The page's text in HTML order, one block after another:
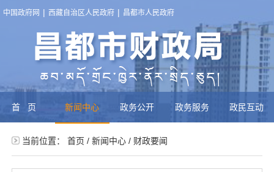
中国政府网 | 西藏自治区人民政府 | 昌都市人民政府
首页 新闻中心 政务公开 政务服务 政民互动
当前位置： 首页 / 新闻中心/ 财政要闻